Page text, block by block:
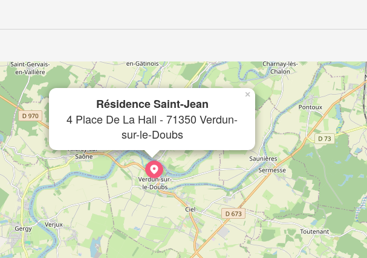
Résidence Saint-Jean
4 Place De La Hall - 71350 Verdun-
sur-le-Doubs
×